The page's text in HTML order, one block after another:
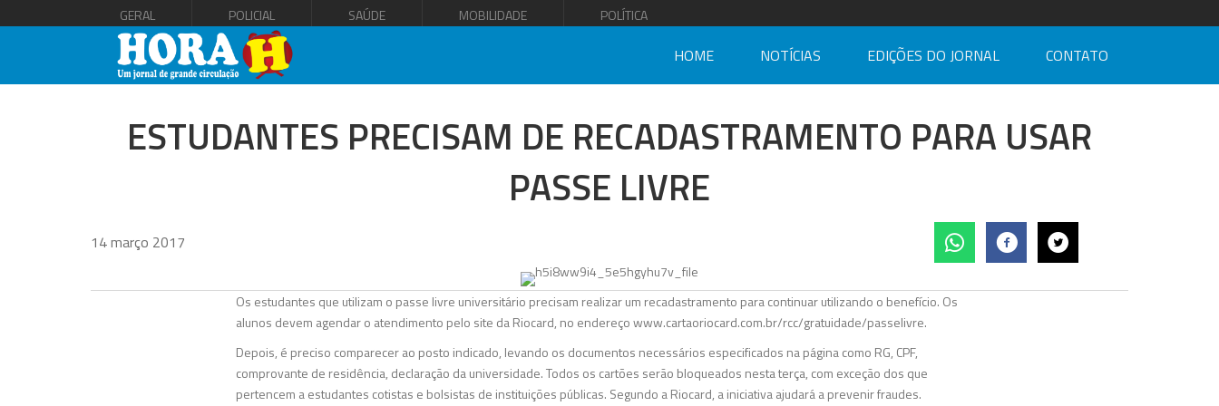
GERAL POLICIAL SAÚDE MOBILIDADE POLÍTICA
HOME NOTÍCIAS EDIÇÕES DO JORNAL CONTATO
ESTUDANTES PRECISAM DE RECADASTRAMENTO PARA USAR
PASSE LIVRE
14 março 2017
Os estudantes que utilizam o passe livre universitário precisam realizar um recadastramento para continuar utilizando o benefício. Os
alunos devem agendar o atendimento pelo site da Riocard, no endereço www.cartaoriocard.com.br/rcc/gratuidade/passelivre.
Depois, é preciso comparecer ao posto indicado, levando os documentos necessários especificados na página como RG, CPF,
comprovante de residência, declaração da universidade. Todos os cartões serão bloqueados nesta terça, com exceção dos que
pertencem a estudantes cotistas e bolsistas de instituições públicas. Segundo a Riocard, a iniciativa ajudará a prevenir fraudes.